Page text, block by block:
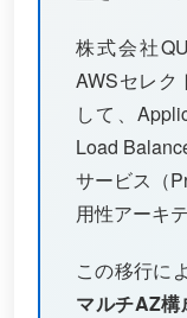
株式会社
AWSセレク
して、
Load
サービス（
用性アーキ
この移行に
マルチAZ構